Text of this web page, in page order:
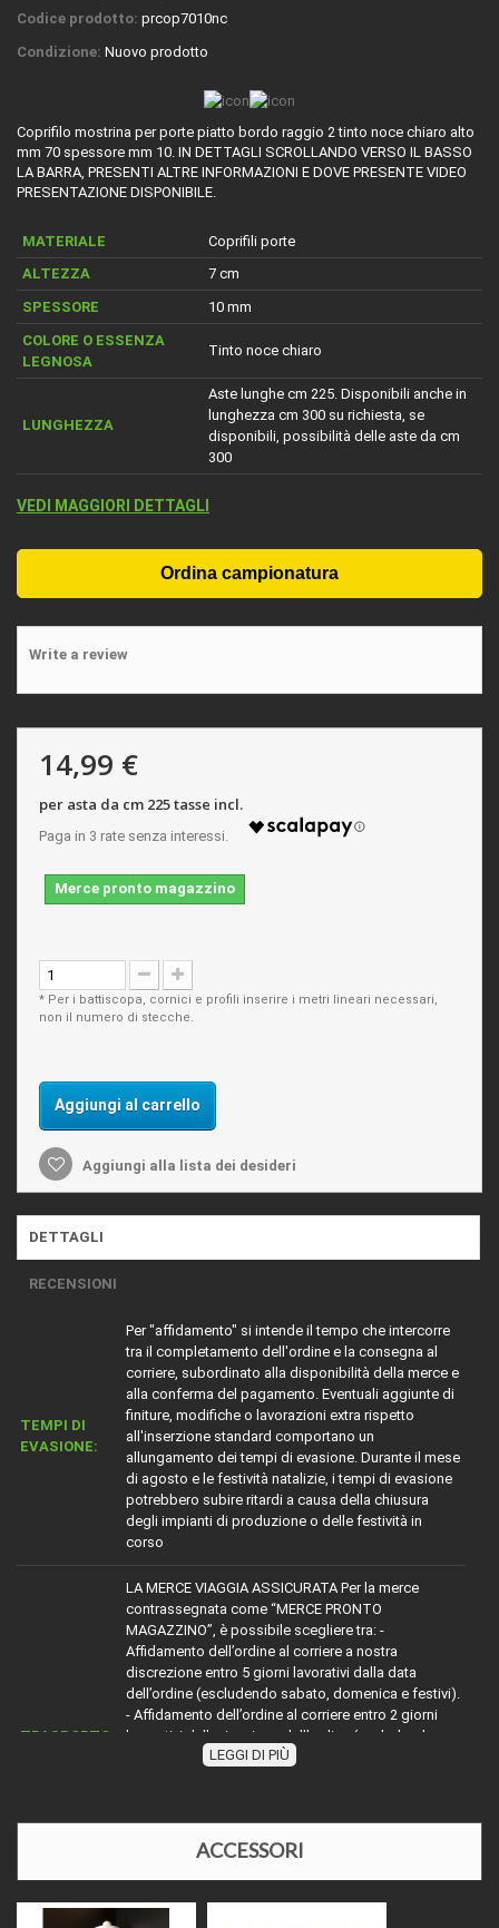
Codice prodotto: prcop7010nc
Condizione: Nuovo prodotto
Coprifilo mostrina per porte piatto bordo raggio 2 tinto noce chiaro alto
mm 70 spessore mm 10. IN DETTAGLI SCROLLANDO VERSO IL BASSO
LA BARRA, PRESENTI ALTRE INFORMAZIONI E DOVE PRESENTE VIDEO
PRESENTAZIONE DISPONIBILE.
MATERIALE
Coprifili porte
ALTEZZA
7 cm
SPESSORE
10 mm
COLORE O ESSENZA
LEGNOSA
Tinto noce chiaro
LUNGHEZZA
Aste lunghe cm 225. Disponibili anche in
lunghezza cm 300 su richiesta, se
disponibili, possibilità delle aste da cm
300
VEDI MAGGIORI DETTAGLI
Write a review
14,99 €
per asta da cm 225 tasse incl.
Merce pronto magazzino
* Per i battiscopa, cornici e profili inserire i metri lineari necessari,
non il numero di stecche.
Aggiungi al carrello
Aggiungi alla lista dei desideri
DETTAGLI
RECENSIONI
TEMPI DI
EVASIONE:
Per "affidamento" si intende il tempo che intercorre
tra il completamento dell'ordine e la consegna al
corriere, subordinato alla disponibilità della merce e
alla conferma del pagamento. Eventuali aggiunte di
finiture, modifiche o lavorazioni extra rispetto
all'inserzione standard comportano un
allungamento dei tempi di evasione. Durante il mese
di agosto e le festività natalizie, i tempi di evasione
potrebbero subire ritardi a causa della chiusura
degli impianti di produzione o delle festività in
corso
TRASPORTO:
LA MERCE VIAGGIA ASSICURATA Per la merce
contrassegnata come “MERCE PRONTO
MAGAZZINO”, è possibile scegliere tra: -
Affidamento dell’ordine al corriere a nostra
discrezione entro 5 giorni lavorativi dalla data
dell’ordine (escludendo sabato, domenica e festivi).
- Affidamento dell’ordine al corriere entro 2 giorni
lavorativi dalla ricezione dell’ordine (escludendo
sabato, domenica e festivi). Per la merce con
agosto e durante le festività natalizie, l’affidamento
della merce ai corrieri potrebbe subire ritardi a
causa della chiusura degli impianti di produzione o
delle festività in corso.
LEGGI DI PIÙ
ACCESSORI